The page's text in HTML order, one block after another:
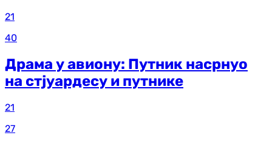
21
40
Драма у авиону: Путник насрнуо
на стјуардесу и путнике
21
27